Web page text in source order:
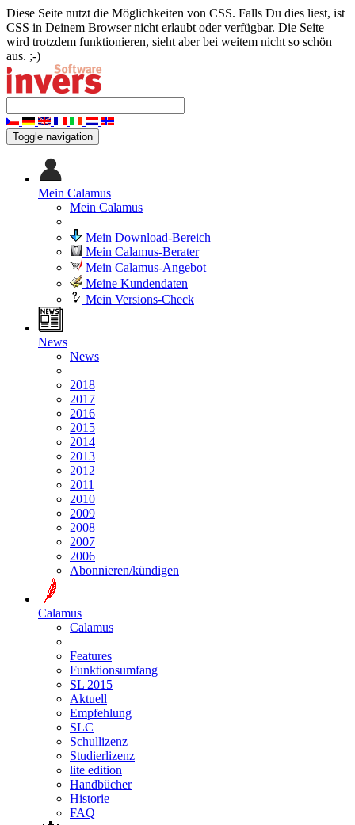
Diese Seite nutzt die Möglichkeiten von CSS. Falls Du dies liest, ist
CSS in Deinem Browser nicht erlaubt oder verfügbar. Die Seite
wird trotzdem funktionieren, sieht aber bei weitem nicht so schön
aus. ;-)
Toggle navigation
Mein Calamus
Mein Calamus
Mein Download-Bereich
Mein Calamus-Berater
Mein Calamus-Angebot
Meine Kundendaten
Mein Versions-Check
News
News
2018
2017
2016
2015
2014
2013
2012
2011
2010
2009
2008
2007
2006
Abonnieren/kündigen
Calamus
Calamus
Features
Funktionsumfang
SL 2015
Aktuell
Empfehlung
SLC
Schullizenz
Studierlizenz
lite edition
Handbücher
Historie
FAQ